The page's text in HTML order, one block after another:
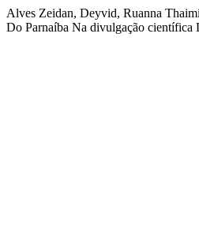
Alves Zeidan, Deyvid, Ruanna
Do Parnaíba Na divulgação científica